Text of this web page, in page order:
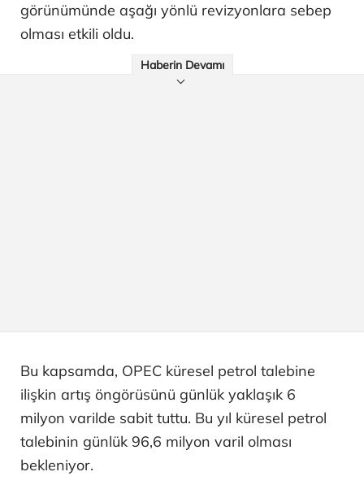
görünümünde aşağı yönlü revizyonlara sebep
olması etkili oldu.
Haberin Devamı
Bu kapsamda, OPEC küresel petrol talebine
ilişkin artış öngörüsünü günlük yaklaşık 6
milyon varilde sabit tuttu. Bu yıl küresel petrol
talebinin günlük 96,6 milyon varil olması
bekleniyor.